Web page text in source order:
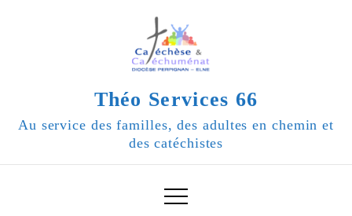
Théo Services 66
Au service des familles, des adultes en chemin et
des catéchistes